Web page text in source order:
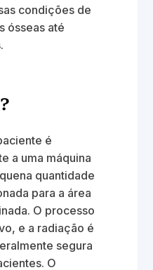
condições de
ósseas até
é
a uma máquina
quantidade
para a área
O processo
e a radiação é
segura
O